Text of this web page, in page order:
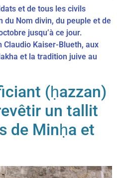
et de tous les civils
Nom divin, du peuple et de
jusqu’à ce jour.
Claudio Kaiser-Blueth, aux
et la tradition juive au
(ḥazzan)
un tallit
de Minḥa et